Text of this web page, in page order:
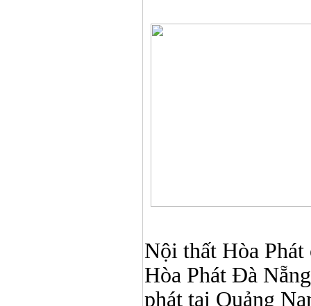
Nội thất Hòa
Hòa Phát Đà
phát tại Quảng